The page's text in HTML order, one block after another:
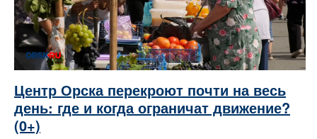
Центр Орска перекроют почти на весь
день: где и когда ограничат движение?
(0+)